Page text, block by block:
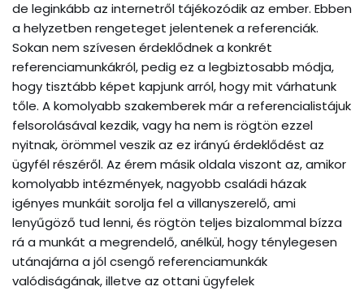
de leginkább az internetről tájékozódik az ember. Ebben
a helyzetben rengeteget jelentenek a referenciák.
Sokan nem szívesen érdeklődnek a konkrét
referenciamunkákról, pedig ez a legbiztosabb módja,
hogy tisztább képet kapjunk arról, hogy mit várhatunk
tőle. A komolyabb szakemberek már a referencialistájuk
felsorolásával kezdik, vagy ha nem is rögtön ezzel
nyitnak, örömmel veszik az ez irányú érdeklődést az
ügyfél részéről. Az érem másik oldala viszont az, amikor
komolyabb intézmények, nagyobb családi házak
igényes munkáit sorolja fel a villanyszerelő, ami
lenyűgöző tud lenni, és rögtön teljes bizalommal bízza
rá a munkát a megrendelő, anélkül, hogy ténylegesen
utánajárna a jól csengő referenciamunkák
valódiságának, illetve az ottani ügyfelek